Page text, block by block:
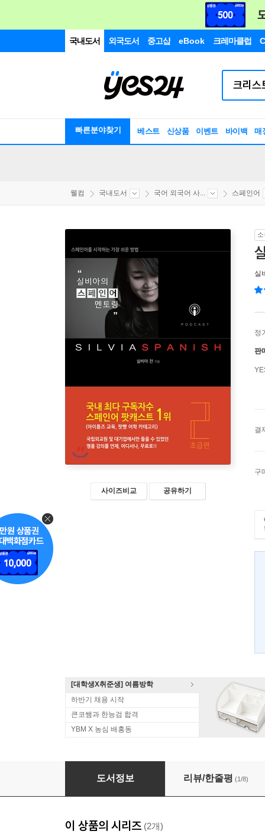
국내도서 외국도서 중고샵 eBook 크레마클럽
빠른분야찾기 베스트 신상품 이벤트 바이백 매
웰컴 국내도서 국어 외국어 사... 스페인어
사이즈비교 공유하기
실
정
판
결
구
[대학생X취준생] 여름방학
하반기 채용 시작
큰코쌤과 한능검 합격
YBM X 농심 배홍동
실비아의 스페인어 멘토링 2 : 초급편
도서정보 리뷰/한줄평 (1/8)
이 상품의 시리즈 (2개)